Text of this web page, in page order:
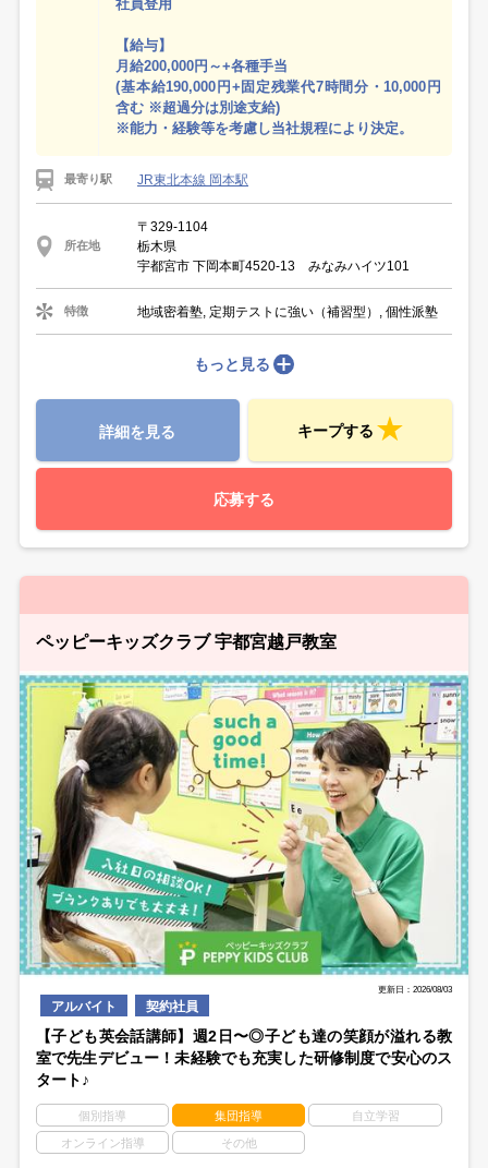
社員登用
【給与】
月給200,000円～+各種手当
(基本給190,000円+固定残業代7時間分・10,000円
含む ※超過分は別途支給)
※能力・経験等を考慮し当社規程により決定。
最寄り駅 JR東北本線 岡本駅
所在地
〒329-1104
栃木県
宇都宮市 下岡本町4520-13 みなみハイツ101
特徴 地域密着塾, 定期テストに強い（補習型）, 個性派塾
もっと見る
詳細を見る キープする
応募する
ペッピーキッズクラブ 宇都宮越戸教室
更新日：2026/08/03
アルバイト 契約社員
【子ども英会話講師】週2日〜◎子ども達の笑顔が溢れる教
室で先生デビュー！未経験でも充実した研修制度で安心のス
タート♪
個別指導 集団指導 自立学習
オンライン指導 その他